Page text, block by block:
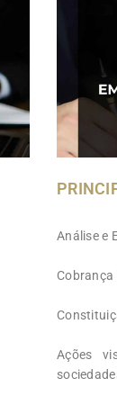
Análise e
Ações